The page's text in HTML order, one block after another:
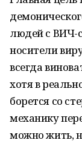
людей с ВИЧ-
носители
всегда
хотя в
борется со
механику
можно жить,